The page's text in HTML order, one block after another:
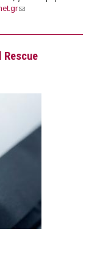
(link sends e-mail)
εταιρείες στην Αττική
Rescue